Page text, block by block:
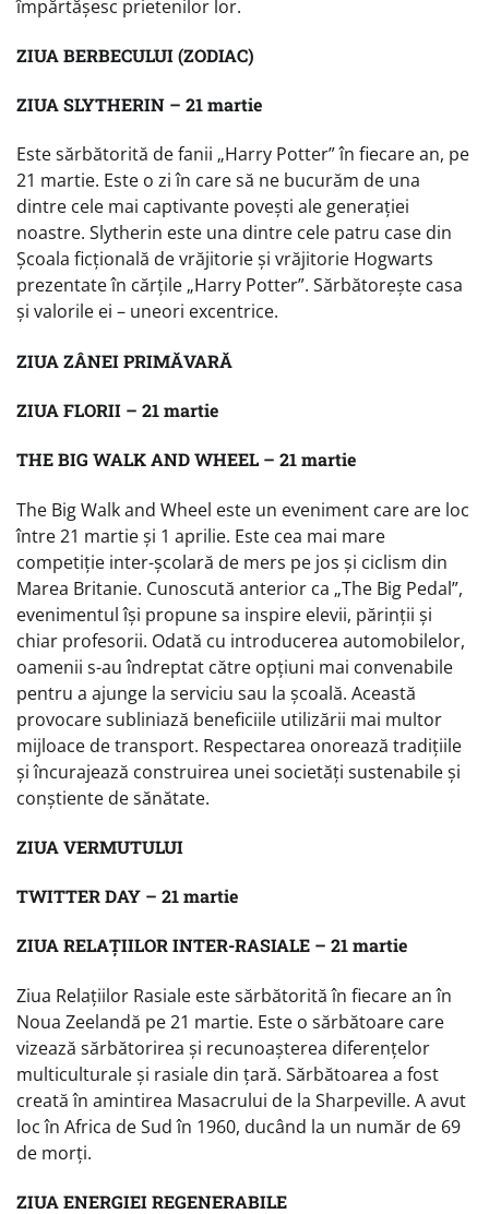
împărtășesc prietenilor lor.
ZIUA BERBECULUI (ZODIAC)
ZIUA SLYTHERIN – 21 martie
Este sărbătorită de fanii „Harry Potter” în fiecare an, pe
21 martie. Este o zi în care să ne bucurăm de una
dintre cele mai captivante povești ale generației
noastre. Slytherin este una dintre cele patru case din
Școala ficțională de vrăjitorie și vrăjitorie Hogwarts
prezentate în cărțile „Harry Potter”. Sărbătorește casa
și valorile ei – uneori excentrice.
ZIUA ZÂNEI PRIMĂVARĂ
ZIUA FLORII – 21 martie
THE BIG WALK AND WHEEL – 21 martie
The Big Walk and Wheel este un eveniment care are loc
între 21 martie și 1 aprilie. Este cea mai mare
competiție inter-școlară de mers pe jos și ciclism din
Marea Britanie. Cunoscută anterior ca „The Big Pedal”,
evenimentul își propune sa inspire elevii, părinții și
chiar profesorii. Odată cu introducerea automobilelor,
oamenii s-au îndreptat către opțiuni mai convenabile
pentru a ajunge la serviciu sau la școală. Această
provocare subliniază beneficiile utilizării mai multor
mijloace de transport. Respectarea onorează tradițiile
și încurajează construirea unei societăți sustenabile și
conștiente de sănătate.
ZIUA VERMUTULUI
TWITTER DAY – 21 martie
ZIUA RELAȚIILOR INTER-RASIALE – 21 martie
Ziua Relațiilor Rasiale este sărbătorită în fiecare an în
Noua Zeelandă pe 21 martie. Este o sărbătoare care
vizează sărbătorirea și recunoașterea diferențelor
multiculturale și rasiale din țară. Sărbătoarea a fost
creată în amintirea Masacrului de la Sharpeville. A avut
loc în Africa de Sud în 1960, ducând la un număr de 69
de morți.
ZIUA ENERGIEI REGENERABILE